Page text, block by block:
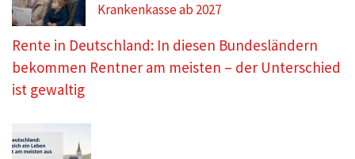
Krankenkasse ab 2027
Rente in Deutschland: In diesen Bundesländern
bekommen Rentner am meisten – der Unterschied
ist gewaltig